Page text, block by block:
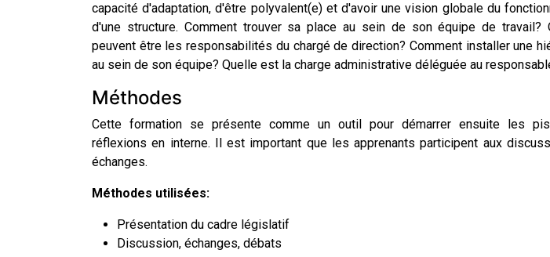
capacité d'adaptation, d'être polyvalent(e) et d'avoir une vision globale du
d'une structure. Comment trouver sa place au sein de son équipe de travail?
peuvent être les responsabilités du chargé de direction? Comment installer une
au sein de son équipe? Quelle est la charge administrative déléguée au
Méthodes
Cette formation se présente comme un outil pour démarrer ensuite les
réflexions en interne. Il est important que les apprenants participent aux
échanges.
Méthodes utilisées:
Présentation du cadre législatif
Discussion, échanges, débats